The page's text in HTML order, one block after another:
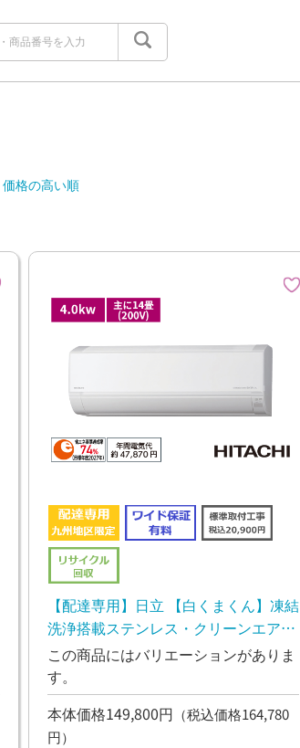
価格の高い順
【配達専用】日立 【白くまくん】凍結
洗浄搭載ステンレス・クリーンエアコ
ン Dシリーズ 4.0kw
この商品にはバリエーションがありま
す。
本体価格149,800円 （税込価格164,780
円）